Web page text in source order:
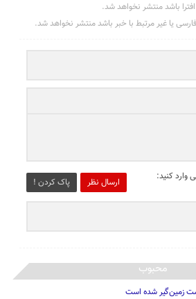
باشد منتشر نخواهد شد.
یا غیر مرتبط با خبر باشد منتشر نخواهد شد.
ارسال نظر پاک کردن !
وارد کنید:
محبوب
زمین‌گیر شده است